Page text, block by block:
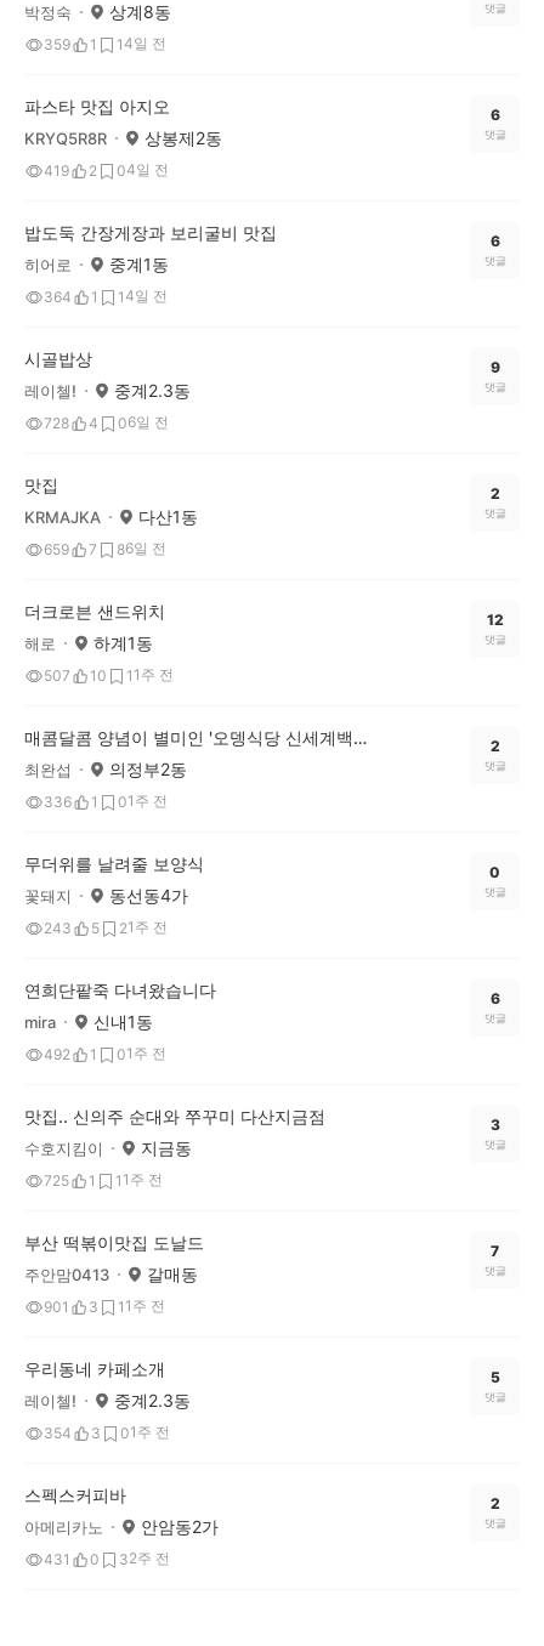
박정숙 상계8동
359 1 14일 전
댓글
파스타 맛집 아지오
KRYQ5R8R 상봉제2동
419 2 04일 전
6
댓글
밥도둑 간장게장과 보리굴비 맛집
히어로 중계1동
364 1 14일 전
6
댓글
시골밥상
레이첼! 중계2.3동
728 4 06일 전
9
댓글
맛집
KRMAJKA 다산1동
659 7 86일 전
2
댓글
더크로븐 샌드위치
해로 하계1동
507 10 1 1주 전
12
댓글
매콤달콤 양념이 별미인 '오뎅식당 신세계백화점 의정부점' 부대볶음! 🥘
최완섭 의정부2동
336 1 01주 전
2
댓글
무더위를 날려줄 보양식
꽃돼지 동선동4가
243 5 21주 전
0
댓글
연희단팥죽 다녀왔습니다
mira 신내1동
492 1 01주 전
6
댓글
맛집.. 신의주 순대와 쭈꾸미 다산지금점
수호지킴이 지금동
725 1 1 1주 전
3
댓글
부산 떡볶이맛집 도날드
주안맘0413 갈매동
901 3 1 1주 전
7
댓글
우리동네 카페소개
레이첼! 중계2.3동
354 3 01주 전
5
댓글
스펙스커피바
아메리카노 안암동2가
431 0 32주 전
2
댓글